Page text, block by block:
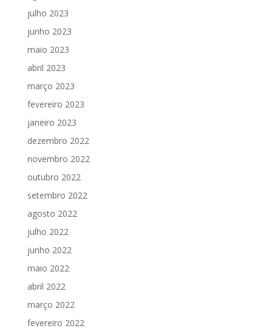
julho 2023
junho 2023
maio 2023
abril 2023
março 2023
fevereiro 2023
janeiro 2023
dezembro 2022
novembro 2022
outubro 2022
setembro 2022
agosto 2022
julho 2022
junho 2022
maio 2022
abril 2022
março 2022
fevereiro 2022